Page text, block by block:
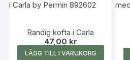
Randig kofta i Carla
47,00 kr
LÄGG TILL I VARUKORG